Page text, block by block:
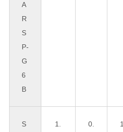
A
R
S
P-
G
6
B
S
1.
0.
1.